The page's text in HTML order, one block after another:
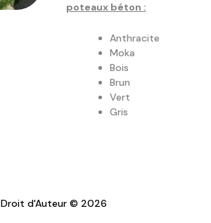
poteaux béton :
Anthracite
Moka
Bois
Brun
Vert
Gris
Droit d'Auteur © 2026